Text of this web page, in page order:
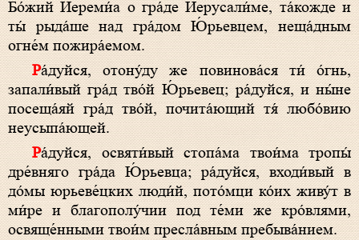
Бо́жий Иереми́а о гра́де Иерусали́ме, та́кожде и
ты́ рыда́ше над гра́дом Ю́рьевцем, неща́дным
огне́м пожира́емом.
Ра́дуйся, отону́ду же повинова́ся ти́ о́гнь,
запали́вый гра́д тво́й Ю́рьевец; ра́дуйся, и ны́не
посеща́яй гра́д тво́й, почита́ющий тя́ любо́вию
неусыпа́ющей.
Ра́дуйся, освяти́вый стопа́ма твои́ма тропы́
дре́вняго гра́да Ю́рьевца; ра́дуйся, входи́вый в
до́мы юрьеве́цких люди́й, пото́мци ко́их живу́т в
ми́ре и благополу́чии под те́ми же кро́влями,
освяще́нными твои́м пресла́вным пребыва́нием.